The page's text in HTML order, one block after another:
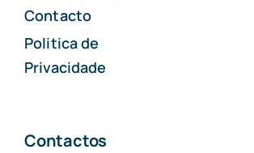
Contacto
Politica de
Privacidade
Contactos